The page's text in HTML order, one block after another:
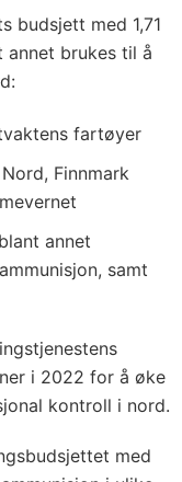
budsjett med 1,71
annet brukes til å
fartøyer
Finnmark
annet
samt
i 2022 for å øke
kontroll i nord.
med